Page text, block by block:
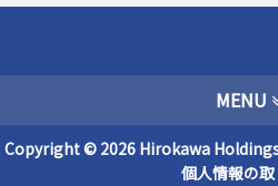
MENU
Copyright © 2026 Hirokawa
個人情報の